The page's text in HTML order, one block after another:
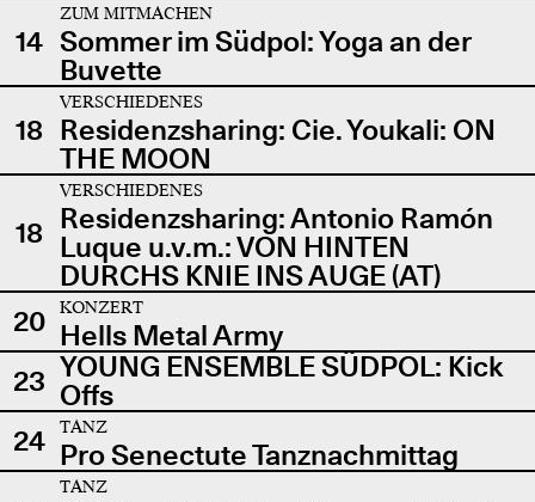
14
ZUM MITMACHEN
Sommer im Südpol: Yoga an der
Buvette
18
VERSCHIEDENES
Residenzsharing: Cie. Youkali: ON
THE MOON
18
VERSCHIEDENES
Residenzsharing: Antonio Ramón
Luque u.v.m.: VON HINTEN
DURCHS KNIE INS AUGE (AT)
20
KONZERT
Hells Metal Army
23 YOUNG ENSEMBLE SÜDPOL: Kick
Offs
24
TANZ
Pro Senectute Tanznachmittag
TANZ